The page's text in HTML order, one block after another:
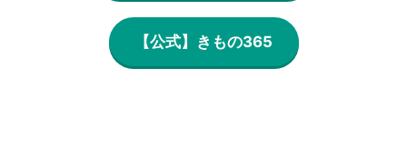
【公式】きもの365